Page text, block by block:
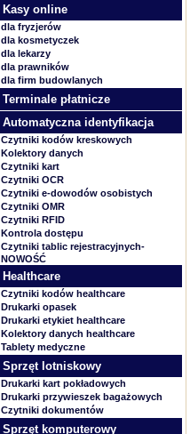
Kasy online
dla fryzjerów
dla kosmetyczek
dla lekarzy
dla prawników
dla firm budowlanych
Terminale płatnicze
Automatyczna identyfikacja
Czytniki kodów kreskowych
Kolektory danych
Czytniki kart
Czytniki OCR
Czytniki e-dowodów osobistych
Czytniki OMR
Czytniki RFID
Kontrola dostępu
Czytniki tablic rejestracyjnych-
NOWOŚĆ
Healthcare
Czytniki kodów healthcare
Drukarki opasek
Drukarki etykiet healthcare
Kolektory danych healthcare
Tablety medyczne
Sprzęt lotniskowy
Drukarki kart pokładowych
Drukarki przywieszek bagażowych
Czytniki dokumentów
Sprzęt komputerowy